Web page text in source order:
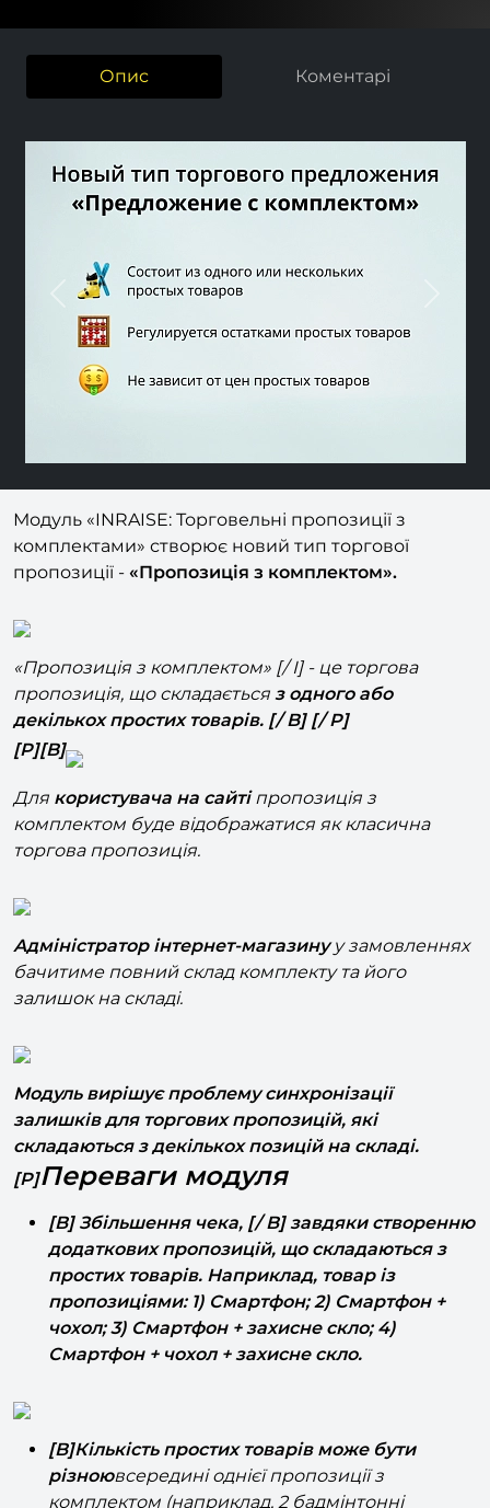
Опис Коментарі
Previous
Модуль «INRAISE: Торговельні пропозиції з
комплектами» створює новий тип торгової
«Пропозиція з комплектом» [/ I] - це торгова
пропозиція, що складаєтьсяз одного або
декількох простих товарів. [/ B] [/ P]
Для користувача на сайті пропозиція з
комплектомбуде відображатися як класична
Адміністратор інтернет-магазинуу замовленнях
бачитиме повний склад комплекту та його
Модуль вирішує проблему синхронізації
залишків для торгових пропозицій, які
складаються з декількох позицій на складі.
Переваги модуля
[B] Збільшення чека, [/ B] завдяки створенню
додаткових пропозицій, що складаються з
простих товарів. Наприклад, товар із
пропозиціями: 1) Смартфон; 2) Смартфон +
чохол; 3) Смартфон + захисне скло; 4)
[B]Кількість простих товарів може бути